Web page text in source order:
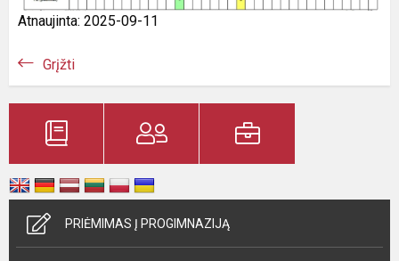
Atnaujinta: 2025-09-11
Grįžti
PRIĖMIMAS Į PROGIMNAZIJĄ